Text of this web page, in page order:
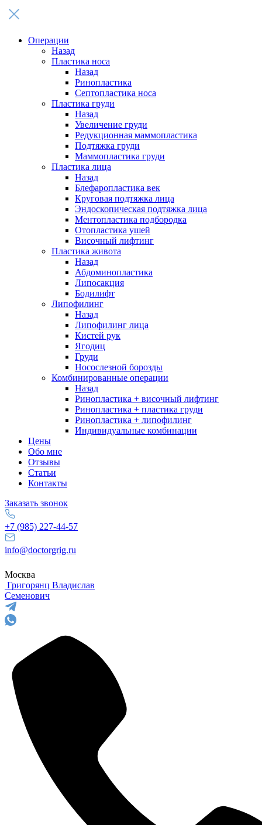
Операции
Назад
Пластика носа
Назад
Ринопластика
Септопластика носа
Пластика груди
Назад
Увеличение груди
Редукционная маммопластика
Подтяжка груди
Маммопластика груди
Пластика лица
Назад
Блефаропластика век
Круговая подтяжка лица
Эндоскопическая подтяжка лица
Ментопластика подбородка
Отопластика ушей
Височный лифтинг
Пластика живота
Назад
Абдоминопластика
Липосакция
Бодилифт
Липофилинг
Назад
Липофилинг лица
Кистей рук
Ягодиц
Груди
Носослезной борозды
Комбинированные операции
Назад
Ринопластика + височный лифтинг
Ринопластика + пластика груди
Ринопластика + липофилинг
Индивидуальные комбинации
Цены
Обо мне
Отзывы
Статьи
Контакты
Заказать звонок
+7 (985) 227-44-57
info@doctorgrig.ru
Москва
Григорянц Владислав
Семенович